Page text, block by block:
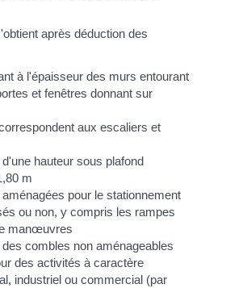
après déduction des
à l'épaisseur des murs entourant
et fenêtres donnant sur
aux escaliers et
hauteur sous plafond
m
pour le stationnement
ou non, y compris les rampes
manœuvres
combles non aménageables
des activités à caractère
industriel ou commercial (par